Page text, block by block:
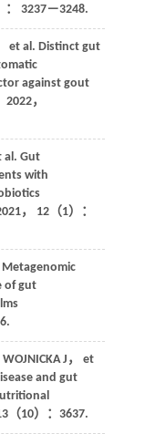
： 3237－3248.
et al. Distinct gut
against gout
2022，
al. Gut
with
， 12（1）：
of gut
WOJNICKA J ， et
and gut
（10）：3637.